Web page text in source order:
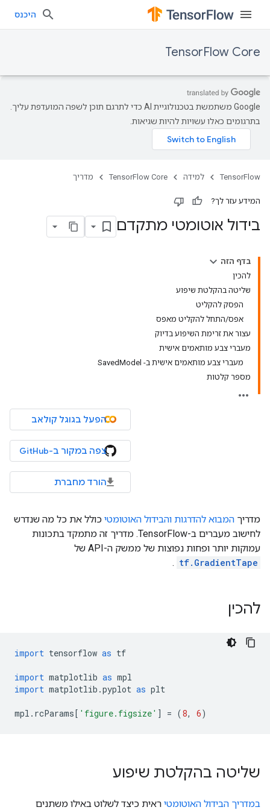
היכנס
TensorFlow Core
‫Google משתמשת בטכנולוגיית AI כדי לתרגם תוכן לשפה המועדפת עליך.
בתרגומים כאלו עשויות להיות שגיאות.
TensorFlow למידה TensorFlow Core מדריך
המידע עזר לך?
בידול אוטומטי מתקדם
בדף הזה
להכין
שליטה בהקלטת שיפוע
הפסק להקליט
אפס/התחל להקליט מאפס
עצור את זרימת השיפוע בדיוק
מעברי צבע מותאמים אישית
מעברי צבע מותאמים אישית ב- SavedModel
מספר קלטות
הפעל בגוגל קולאב
צפה במקור ב-GitHub
הורד מחברת
מדריך המבוא להדרגות והבידול האוטומטי כולל את כל מה שנדרש
לחישוב מעברים ב-TensorFlow. מדריך זה מתמקד בתכונות
עמוקות יותר ופחות נפוצות של ממשק ה-API של
tf.GradientTape
.
להכין
import tensorflow as tf
import matplotlib as mpl
import matplotlib .pyplot as plt
mpl . rcParams[ 'figure.figsize' ] = (8, 6)
שליטה בהקלטת שיפוע
במדריך הבידול האוטומטי ראית כיצד לשלוט באילו משתנים